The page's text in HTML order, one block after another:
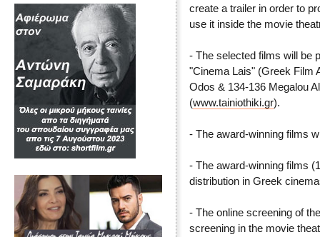
create a trailer in order to
use it inside the movie
- The selected films will be
"Cinema Lais" (Greek Film
Odos & 134-136 Megalou
(www.tainiothiki.gr).
- The award-winning films
- The award-winning films
distribution in Greek
- The online screening of
screening in the movie